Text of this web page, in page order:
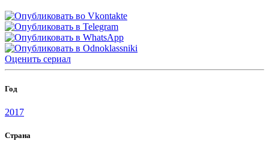
Оценить сериал
Год
2017
Страна